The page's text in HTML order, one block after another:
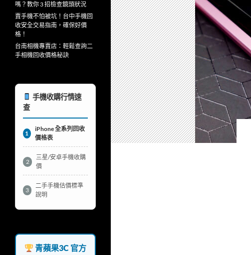
嗎？教你 3 招檢查鏡頭狀況
賣手機不怕被坑！台中手機回
收安全交易指南，確保好價
格！
台南相機專賣店：輕鬆查詢二
手相機回收價格秘訣
手機收購行情速
查
1
iPhone 全系列回收
價格表
2
三星/安卓手機收購
價
3
二手手機估價標準
說明
青蘋果3C 官方